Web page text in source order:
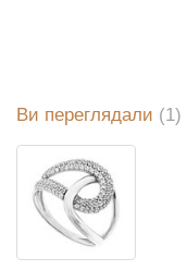
Ви переглядали (1)